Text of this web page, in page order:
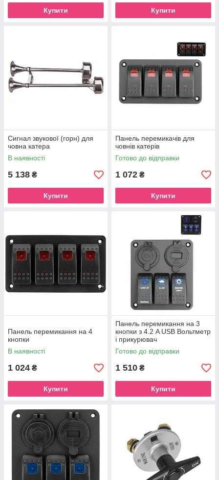
Купити Купити
Сигнал звукової (горн) для
човна катера
В наявності
5 138 ₴
Купити
Панель перемикачів для
човнів катерів
Готово до відправки
1 072 ₴
Купити
Панель перемикання на 4
кнопки
В наявності
1 024 ₴
Купити
Панель перемикання на 3
кнопки з 4.2 A USB Вольтметр
і прикурювач
Готово до відправки
1 510 ₴
Купити